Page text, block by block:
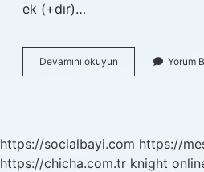
ek (+dır)…
Devamını okuyun Bayındır
Kelimesinin
Yorum
https://socialbayi.com https://
https://chicha.com.tr knight